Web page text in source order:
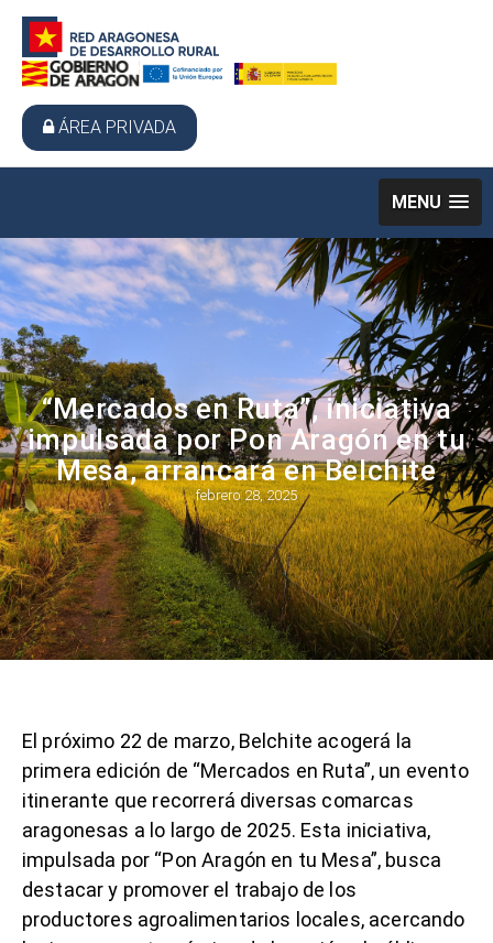
ÁREA PRIVADA
MENU
“Mercados en Ruta”, iniciativa
impulsada por Pon Aragón en tu
Mesa, arrancará en Belchite
febrero 28, 2025
El próximo 22 de marzo, Belchite acogerá la
primera edición de “Mercados en Ruta”, un evento
itinerante que recorrerá diversas comarcas
aragonesas a lo largo de 2025. Esta iniciativa,
impulsada por “Pon Aragón en tu Mesa”, busca
destacar y promover el trabajo de los
productores agroalimentarios locales, acercando